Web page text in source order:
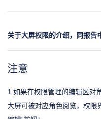
关于大屏权限的介绍，同报告
注意
1.如果在权限管理的编辑区对
大屏可被对应角色阅览，权限